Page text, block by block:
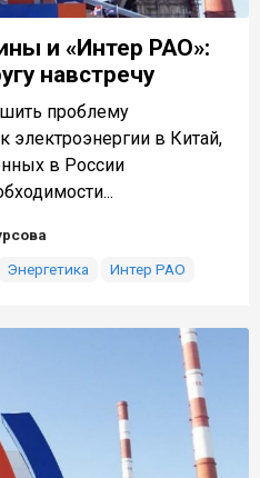
и «Интер РАО»:
навстречу
проблему
электроэнергии в Китай,
в России
Энергетика Интер РАО